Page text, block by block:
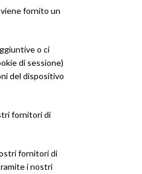
fornito un
o ci
di sessione)
del dispositivo
fornitori di
fornitori di
i nostri